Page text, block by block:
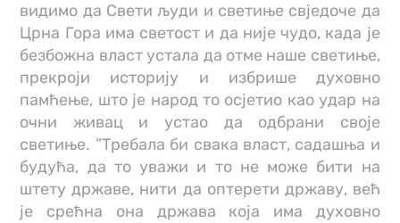
видимо да Свети људи и светиње свједоче да
Црна Гора има светост и да није чудо, када је
безбожна власт устала да отме наше светиње,
прекроји историју и избрише духовно
памћење, што је народ то осјетио као удар на
очни живац и устао да одбрани своје
светиње. ”Требала би свака власт, садашња и
будућа, да то уважи и то не може бити на
штету државе, нити да оптерети државу, већ
је срећна она држава која има духовно